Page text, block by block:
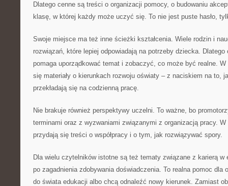
Dlatego cenne są treści o organizacji pomocy, o budowaniu
klasę, w której każdy może uczyć się. To nie jest puste hasło,
Swoje miejsce ma też inne ścieżki kształcenia. Wiele rodzin i
rozwiązań, które lepiej odpowiadają na potrzeby dziecka. Dlatego
pomaga uporządkować temat i zobaczyć, co może być realne. W
się materiały o kierunkach rozwoju oświaty – z naciskiem na to,
przekładają się na codzienną pracę.
Nie brakuje również perspektywy uczelni. To ważne, bo
terminami oraz z wyzwaniami związanymi z organizacją pracy.
przydają się treści o współpracy i o tym, jak rozwiązywać spory.
Dla wielu czytelników istotne są też tematy związane z karierą w
po zagadnienia zdobywania doświadczenia. To realna pomoc dla
do świata edukacji albo chcą odnaleźć nowy kierunek. Zamiast